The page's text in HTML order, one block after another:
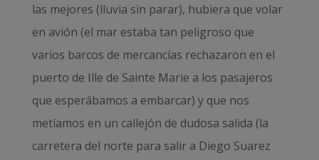
las mejores (lluvia sin parar), hubiera que volar
en avión (el mar estaba tan peligroso que
varios barcos de mercancías rechazaron en el
puerto de Ille de Sainte Marie a los pasajeros
que esperábamos a embarcar) y que nos
metíamos en un callejón de dudosa salida (la
carretera del norte para salir a Diego Suarez